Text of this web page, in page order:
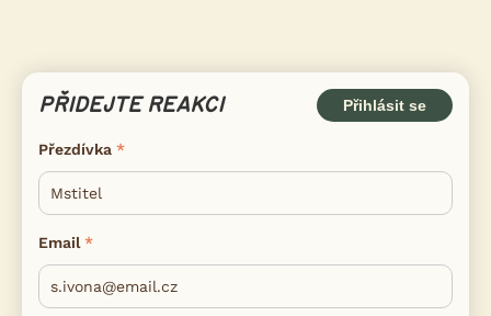
PŘIDEJTE REAKCI Přihlásit se
Přezdívka
Email